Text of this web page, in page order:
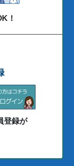
！
登録が